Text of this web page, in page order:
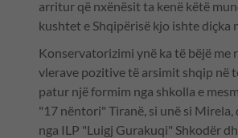
arritur që nxënësit ta kenë këtë
kushtet e Shqipërisë kjo ishte diçka
Konservatorizimi ynë ka të bëjë me
vlerave pozitive të arsimit shqip në
patur një formim nga shkolla e
"17 nëntori" Tiranë, si unë si Mirela,
nga ILP "Luigj Gurakuqi" Shkodër